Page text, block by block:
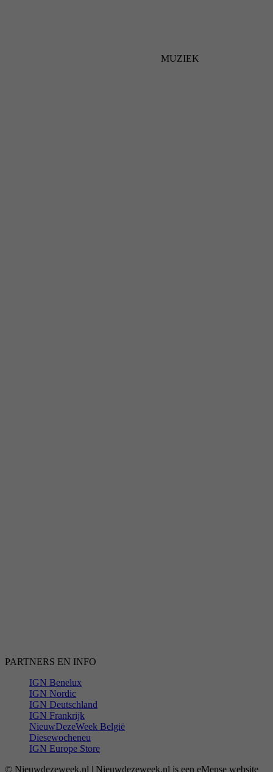
MUZIEK
PARTNERS EN INFO
IGN Benelux
IGN Nordic
IGN Deutschland
IGN Frankrijk
NieuwDezeWeek België
Diesewocheneu
IGN Europe Store
© Nieuwdezeweek.nl | Nieuwdezeweek.nl is een eMense website